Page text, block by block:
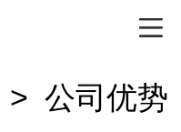
> 公司优势